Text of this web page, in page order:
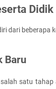
Didik
dari beberapa
Baru
satu